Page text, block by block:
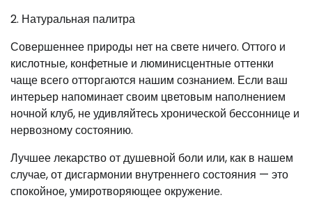
2. Натуральная палитра
Совершеннее природы нет на свете ничего. Оттого и
кислотные, конфетные и люминисцентные оттенки
чаще всего отторгаются нашим сознанием. Если ваш
интерьер напоминает своим цветовым наполнением
ночной клуб, не удивляйтесь хронической бессоннице и
нервозному состоянию.
Лучшее лекарство от душевной боли или, как в нашем
случае, от дисгармонии внутреннего состояния — это
спокойное, умиротворяющее окружение.